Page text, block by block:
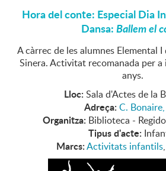
Hora del conte: Especial Dia
Dansa:Ballem el
A càrrec de les alumnes Elemental I
Sinera. Activitat recomanada per
anys.
Lloc: Sala d'Actes de la
Adreça: C.
Organitza: Biblioteca -
Tipus d'acte:
Marcs:Activitats infantils,